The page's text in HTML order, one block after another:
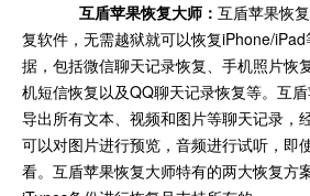
互盾苹果恢复大师： 互盾苹果恢
复软件，无需越狱就可以恢复iPhone/
据，包括微信聊天记录恢复、手机照片恢
机短信恢复以及QQ聊天记录恢复等。互
导出所有文本、视频和图片等聊天记录，
可以对图片进行预览，音频进行试听，即
看。互盾苹果恢复大师特有的两大恢复方